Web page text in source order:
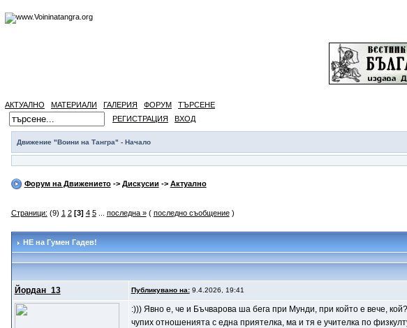
АКТУАЛНО МАТЕРИАЛИ ГАЛЕРИЯ ФОРУМ
ТЪРСЕНЕ
РЕГИСТРАЦИЯ
ВХОД
Движение "Воини на Тангра" - Начало
Форум на Движението-> Дискусии -> Актуално
Страници: (9) 1 2 [3] 4 5... последна »( последно съобщение)
НЕ на Гумен Гадев!
Йордан_13 Публикувано на:9.4.2026, 19:41
:))) Явно е, че и Бъчварова ша бега при Мунди, при който е вече,
чупих отношенията с една приятелка, ма и тя е учителка по